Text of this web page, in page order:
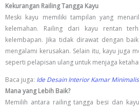
Kekurangan Railing Tangga Kayu
Meski kayu memiliki tampilan yang
kelemahan. Railing dari kayu rentan
kelembapan. Jika tidak dirawat dengan
mengalami kerusakan. Selain itu, kayu juga
seperti pelapisan ulang untuk menjaga
Baca juga: Ide Desain Interior Kamar
Mana yang Lebih Baik?
Memilih antara railing tangga besi dan